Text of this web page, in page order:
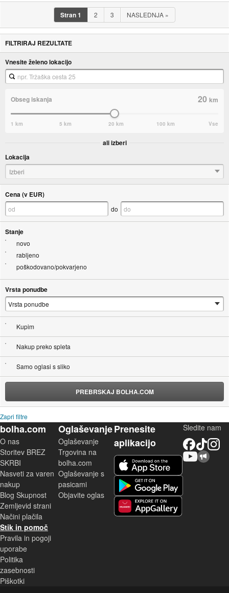
Stran1 2 3 NASLEDNJA »
FILTRIRAJ REZULTATE
Vnesite želeno lokacijo
Obseg iskanja 20km
1 km 5 km 20 km 100 km Vse
ali izberi
Lokacija
Izberi
Cena (v EUR)
do
Stanje
novo
rabljeno
poškodovano/pokvarjeno
Vrsta ponudbe
Kupim
Nakup preko spleta
Samo oglasi s sliko
PREBRSKAJ BOLHA.COM
Zapri filtre
bolha.com
O nas
Storitev BREZ
SKRBI
Nasveti za varen
nakup
Blog Skupnost
Zemljevid strani
Načini plačila
Stik in pomoč
Pravila in pogoji
uporabe
Politika
zasebnosti
Piškotki
Oglaševanje
Oglaševanje
Trgovina na
bolha.com
Oglaševanje s
pasicami
Objavite oglas
Prenesite
aplikacijo
Sledite nam